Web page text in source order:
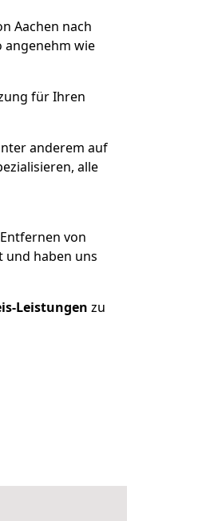
Aachen nach
angenehm wie
für Ihren
anderem auf
alle
von
und haben uns
Leistungen zu